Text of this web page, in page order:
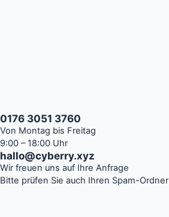
0176 3051 3760
Von Montag bis Freitag
9:00 – 18:00 Uhr
hallo@cyberry.xyz
Wir freuen uns auf Ihre Anfrage
Bitte prüfen Sie auch Ihren Spam-Ordner